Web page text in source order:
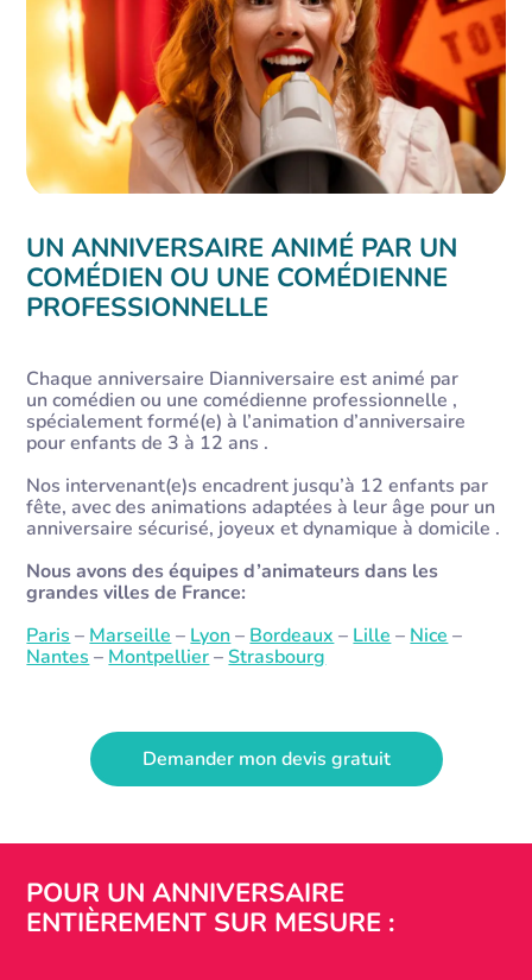
UN ANNIVERSAIRE ANIMÉ PAR UN
COMÉDIEN OU UNE COMÉDIENNE
PROFESSIONNELLE
Chaque anniversaire Dianniversaire est animé par
un comédien ou une comédienne professionnelle ,
spécialement formé(e) à l’animation d’anniversaire
pour enfants de 3 à 12 ans .
Nos intervenant(e)s encadrent jusqu’à 12 enfants par
fête, avec des animations adaptées à leur âge pour un
anniversaire sécurisé, joyeux et dynamique à domicile .
Nous avons des équipes d’animateurs dans les
grandes villes de France:
Paris – Marseille – Lyon– Bordeaux – Lille – Nice –
Nantes – Montpellier–Strasbourg
Demander mon devis gratuit
POUR UN ANNIVERSAIRE
ENTIÈREMENT SUR MESURE :